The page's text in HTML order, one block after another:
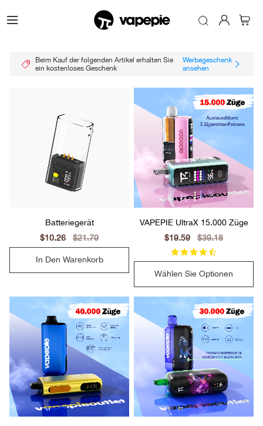
Beim Kauf der folgenden Artikel erhalten Sie
ein kostenloses Geschenk
Werbegeschenk
ansehen
Batteriegerät
Sale
price
$10.26
Regular
price
$21.79
In Den Warenkorb
VAPEPIE UltraX 15.000 Züge
Sale
price
$19.59
Regular
price
$39.18
Wählen Sie Optionen